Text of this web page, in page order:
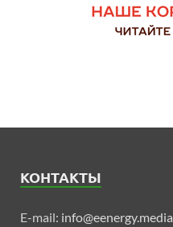
КОНТАКТЫ
E-mail: info@eenergy.media